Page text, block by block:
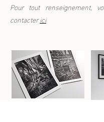
Pour tout renseignement,
contacterici